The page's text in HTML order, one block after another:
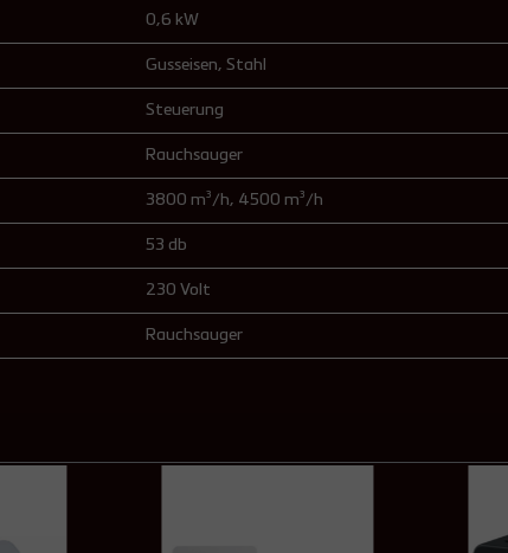
0,6 kW
Gusseisen, Stahl
Steuerung
Rauchsauger
3800 m³/h, 4500 m³/h
53 db
230 Volt
Rauchsauger